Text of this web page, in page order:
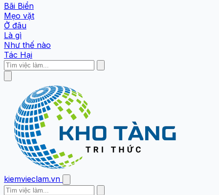
Bãi Biển
Mẹo vặt
Ở đâu
Là gì
Như thế nào
Tác Hại
kiemvieclam.vn